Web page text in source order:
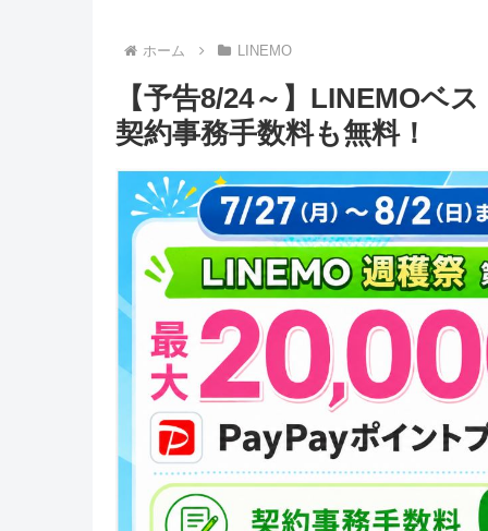
ホーム LINEMO
【予告8/24～】LINEMOベ
契約事務手数料も無料！